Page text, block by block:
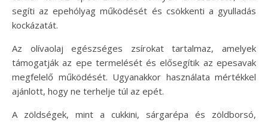
segíti az epehólyag működését és csökkenti a gyulladás
kockázatát.
Az olívaolaj egészséges zsírokat tartalmaz, amelyek
támogatják az epe termelését és elősegítik az epesavak
megfelelő működését. Ugyanakkor használata mértékkel
ajánlott, hogy ne terhelje túl az epét.
A zöldségek, mint a cukkini, sárgarépa és zöldborsó,